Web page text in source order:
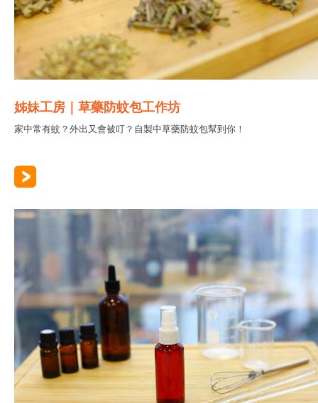
姊妹工房｜草藥防蚊包工作坊
家中常有蚊？外出又會被叮？自製中草藥防蚊包幫到你！